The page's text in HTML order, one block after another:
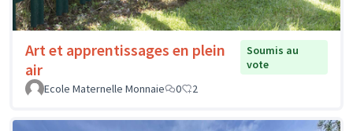
Art et apprentissages en plein
air
Soumis au
vote
Ecole Maternelle Monnaie
0 2